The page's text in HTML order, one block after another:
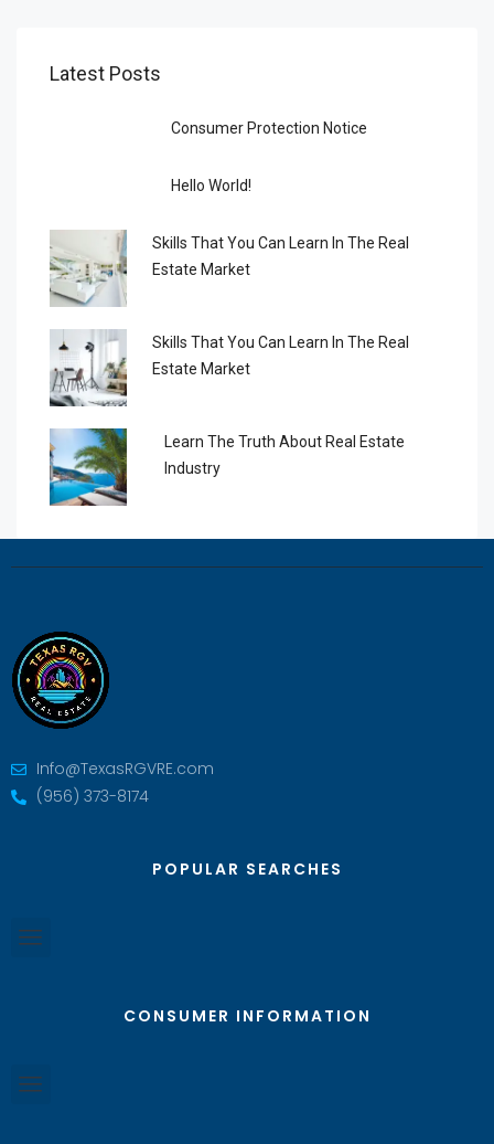
Latest Posts
Consumer Protection Notice
Hello World!
Skills That You Can Learn In The Real
Estate Market
Skills That You Can Learn In The Real
Estate Market
Learn The Truth About Real Estate
Industry
Info@TexasRGVRE.com
(956) 373-8174
POPULAR SEARCHES
CONSUMER INFORMATION